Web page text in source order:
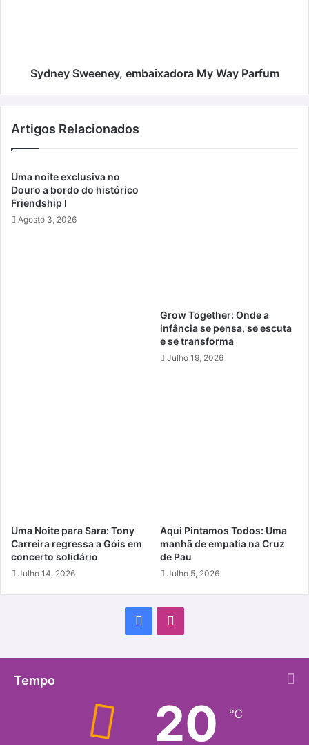
Sydney Sweeney, embaixadora My Way Parfum
Artigos Relacionados
Uma noite exclusiva no
Douro a bordo do histórico
Friendship I
Agosto 3, 2026
Grow Together: Onde a
infância se pensa, se escuta
e se transforma
Julho 19, 2026
Uma Noite para Sara: Tony
Carreira regressa a Góis em
concerto solidário
Julho 14, 2026
Aqui Pintamos Todos: Uma
manhã de empatia na Cruz
de Pau
Julho 5, 2026
Facebook
Tempo
20 ℃